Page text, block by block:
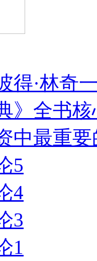
得·林奇
》全书
中最重
5
4
3
1